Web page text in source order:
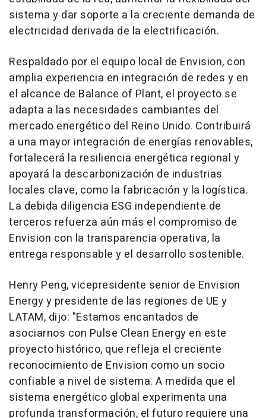
sistema y dar soporte a la creciente demanda de
electricidad derivada de la electrificación.
Respaldado por el equipo local de Envision, con
amplia experiencia en integración de redes y en
el alcance de Balance of Plant, el proyecto se
adapta a las necesidades cambiantes del
mercado energético del Reino Unido. Contribuirá
a una mayor integración de energías renovables,
fortalecerá la resiliencia energética regional y
apoyará la descarbonización de industrias
locales clave, como la fabricación y la logística.
La debida diligencia ESG independiente de
terceros refuerza aún más el compromiso de
Envision con la transparencia operativa, la
entrega responsable y el desarrollo sostenible.
Henry Peng, vicepresidente senior de Envision
Energy y presidente de las regiones de UE y
LATAM, dijo: "Estamos encantados de
asociarnos con Pulse Clean Energy en este
proyecto histórico, que refleja el creciente
reconocimiento de Envision como un socio
confiable a nivel de sistema. A medida que el
sistema energético global experimenta una
profunda transformación, el futuro requiere una